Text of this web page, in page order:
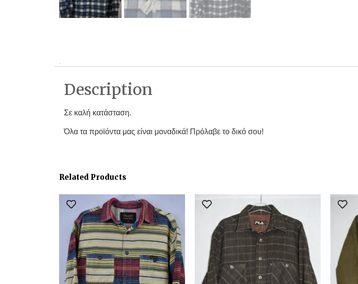
Description
Σε καλή κατάσταση.
Όλα τα προϊόντα μας είναι μοναδικά! Πρόλαβε το δικό σου!
Related Products